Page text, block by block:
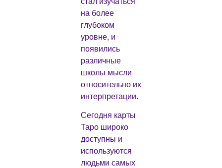
на более
глубоком
уровне, и
появились
различные
школы мысли
относительно их
интерпретации.
Сегодня карты
Таро широко
доступны и
используются
людьми самых